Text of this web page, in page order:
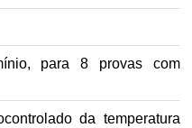
para 8 provas com
da temperatura